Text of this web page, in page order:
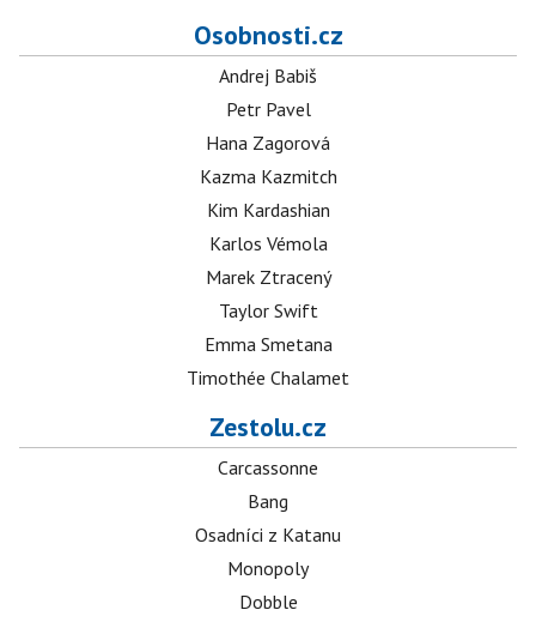
Osobnosti.cz
Andrej Babiš
Petr Pavel
Hana Zagorová
Kazma Kazmitch
Kim Kardashian
Karlos Vémola
Marek Ztracený
Taylor Swift
Emma Smetana
Timothée Chalamet
Zestolu.cz
Carcassonne
Bang
Osadníci z Katanu
Monopoly
Dobble